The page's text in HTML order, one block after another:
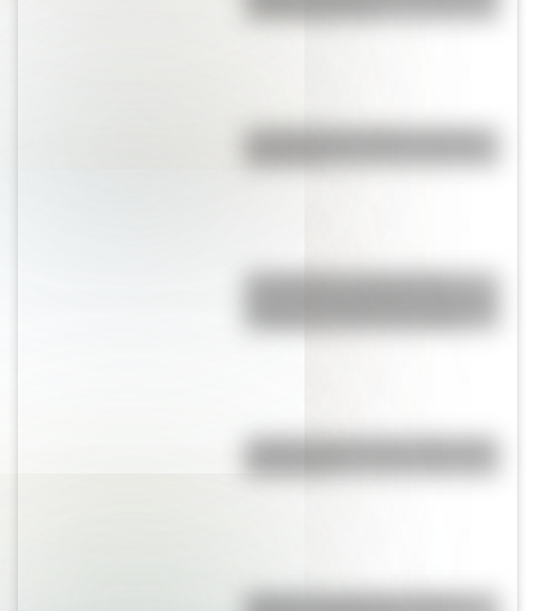
un día como hoy
17 de agosto: actividades y
y segundo ciclo de primaria
¿Sabías cómo fue la infancia de
Bandera de Bolivia: historia,